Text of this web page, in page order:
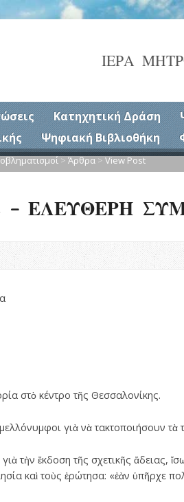
ΙΕΡΑ
Κατηχητική Δράση
Ψηφιακή Βιβλιοθήκη
>Άρθρα>View Post
ΕΛΕΥΘΕΡΗ
στὸ κέντρο τῆς Θεσσαλονίκης.
γιὰ νὰ τακτοποιήσουν τὰ
τὴν ἔκδοση τῆς σχετικῆς
καὶ τοὺς ἐρώτησα: «ἐὰν ὑπῆρχε